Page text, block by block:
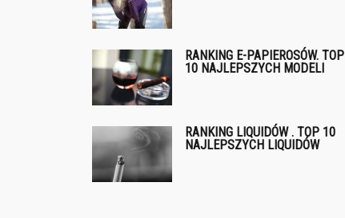
RANKING E-PAPIEROSÓW. TOP
10 NAJLEPSZYCH MODELI
RANKING LIQUIDÓW . TOP 10
NAJLEPSZYCH LIQUIDÓW